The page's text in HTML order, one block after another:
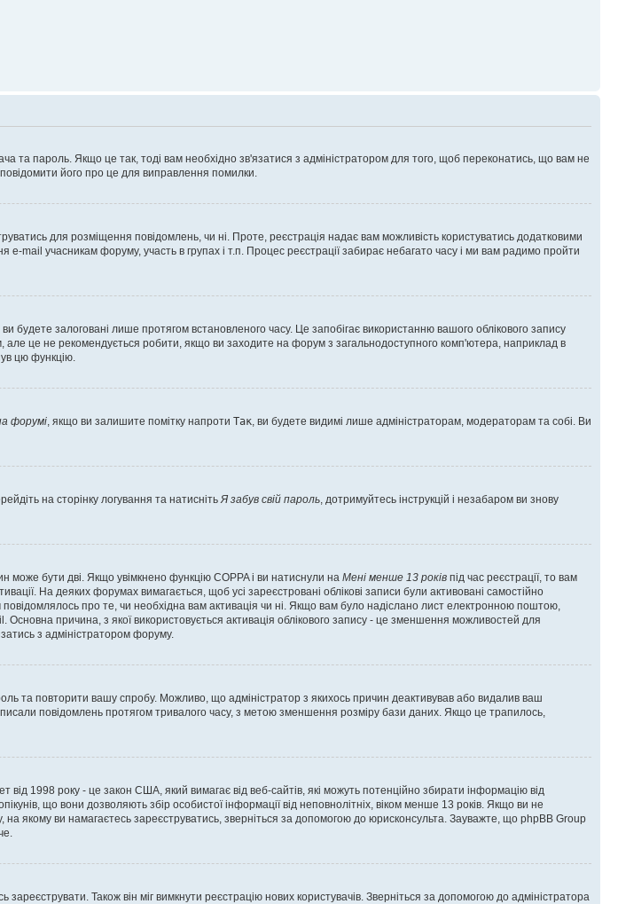
та пароль. Якщо це так, тоді вам необхідно зв'язатися з адміністратором для того, щоб переконатись, що вам не
його про це для виправлення помилки.
для розміщення повідомлень, чи ні. Проте, реєстрація надає вам можливість користуватись додатковими
e-mail учасникам форуму, участь в групах і т.п. Процес реєстрації забирає небагато часу і ми вам радимо пройти
будете залоговані лише протягом встановленого часу. Це запобігає використанню вашого облікового запису
це не рекомендується робити, якщо ви заходите на форум з загальнодоступного комп'ютера, наприклад в
цю функцію.
форумі, якщо ви залишите помітку напроти Так, ви будете видимі лише адміністраторам, модераторам та собі. Ви
на сторінку логування та натиснітьЯ забув свій пароль, дотримуйтесь інструкцій і незабаром ви знову
може бути дві. Якщо увімкнено функцію COPPA і ви натиснули на Мені менше 13 років під час реєстрації, то вам
На деяких форумах вимагається, щоб усі зареєстровані облікові записи були активовані самостійно
про те, чи необхідна вам активація чи ні. Якщо вам було надіслано лист електронною поштою,
причина, з якої використовується активація облікового запису - це зменшення можливостей для
з адміністратором форуму.
та повторити вашу спробу. Можливо, що адміністратор з якихось причин деактивував або видалив ваш
повідомлень протягом тривалого часу, з метою зменшення розміру бази даних. Якщо це трапилось,
1998 року - це закон США, який вимагає від веб-сайтів, які можуть потенційно збирати інформацію від
що вони дозволяють збір особистої інформації від неповнолітніх, віком менше 13 років. Якщо ви не
якому ви намагаєтесь зареєструватись, зверніться за допомогою до юрисконсульта. Зауважте, що phpBB Group
Також він міг вимкнути реєстрацію нових користувачів. Зверніться за допомогою до адміністратора